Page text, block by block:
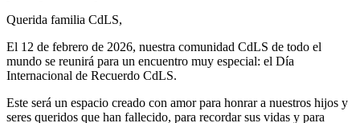
Querida familia CdLS,
El 12 de febrero de 2026, nuestra comunidad CdLS de todo el
mundo se reunirá para un encuentro muy especial: el Día
Internacional de Recuerdo CdLS.
Este será un espacio creado con amor para honrar a nuestros hijos y
seres queridos que han fallecido, para recordar sus vidas y para